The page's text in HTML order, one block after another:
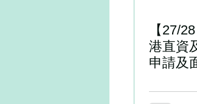
【27/
港直資
申請及